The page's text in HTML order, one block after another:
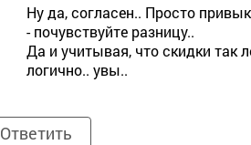
Ну да, согласен.. Просто
- почувствуйте разницу..
Да и учитывая, что скидки так
логично.. увы..
Ответить